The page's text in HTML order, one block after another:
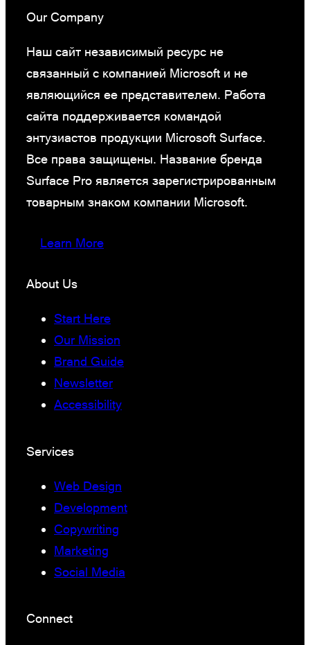
Our Company
Наш сайт независимый ресурс не
связанный с компанией Microsoft и не
являющийся ее представителем. Работа
сайта поддерживается командой
энтузиастов продукции Microsoft Surface.
Все права защищены. Название бренда
Surface Pro является зарегистрированным
товарным знаком компании Microsoft.
Learn More
About Us
Start Here
Our Mission
Brand Guide
Newsletter
Accessibility
Services
Web Design
Development
Copywriting
Marketing
Social Media
Connect